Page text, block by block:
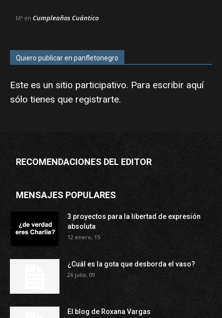
Mª en Cumpleaños Cuántico
Quiero publicar en panfletonegro
Este es un sitio participativo. Para escribir aquí
sólo tienes que registrarte.
RECOMENDACIONES DEL EDITOR
MENSAJES POPULARES
3 proyectos para la libertad de expresión
absoluta
12 enero, 15
¿Cuál es la gota que desborda el vaso?
26 julio, 09
El blog de Roxana Vargas